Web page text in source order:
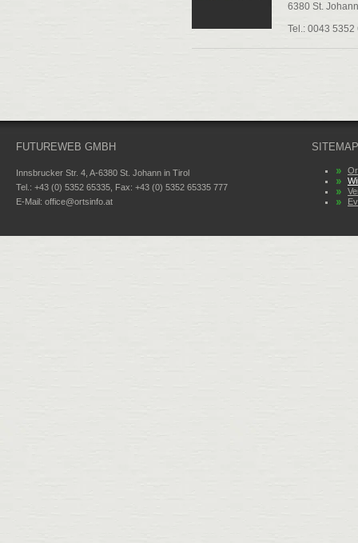
6380 St.
Tel.: 0043 5352
FUTUREWEB GMBH
Innsbrucker Str. 4, A-6380 St. Johann in Tirol
Tel.: +43 (0) 5352 65335, Fax: +43 (0) 5352 65335 777
E-Mail: office@ortsinfo.at
SITEMAP